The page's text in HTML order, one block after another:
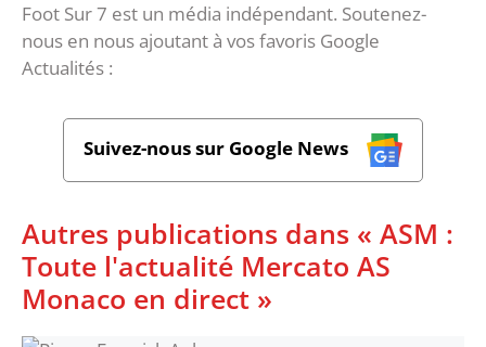
Foot Sur 7 est un média indépendant. Soutenez-
nous en nous ajoutant à vos favoris Google
Actualités :
Suivez-nous sur Google News
Autres publications dans « ASM :
Toute l'actualité Mercato AS
Monaco en direct »